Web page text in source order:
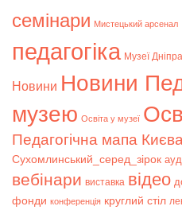
семінари Мистецький арсенал
педагогіка Музеї Дніпра
Новини Новини
музею Освіта у музеї
Педагогічна мапа Києва
Сухомлинський_серед_зірок
вебінари виставка відео
фонди конференція круглий стіл